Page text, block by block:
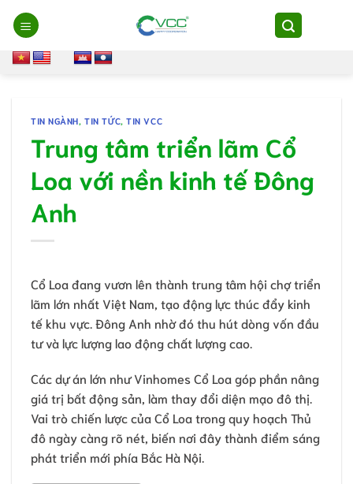
Chuyển
đến
nội
dung
TIN NGÀNH,TIN TỨC,TIN VCC
Trung tâm triển lãm Cổ
Loa với nền kinh tế Đông
Anh
Cổ Loa đang vươn lên thành trung tâm hội chợ triển
lãm lớn nhất Việt Nam, tạo động lực thúc đẩy kinh
tế khu vực. Đông Anh nhờ đó thu hút dòng vốn đầu
tư và lực lượng lao động chất lượng cao.
Các dự án lớn như Vinhomes Cổ Loa góp phần nâng
giá trị bất động sản, làm thay đổi diện mạo đô thị.
Vai trò chiến lược của Cổ Loa trong quy hoạch Thủ
đô ngày càng rõ nét, biến nơi đây thành điểm sáng
phát triển mới phía Bắc Hà Nội.